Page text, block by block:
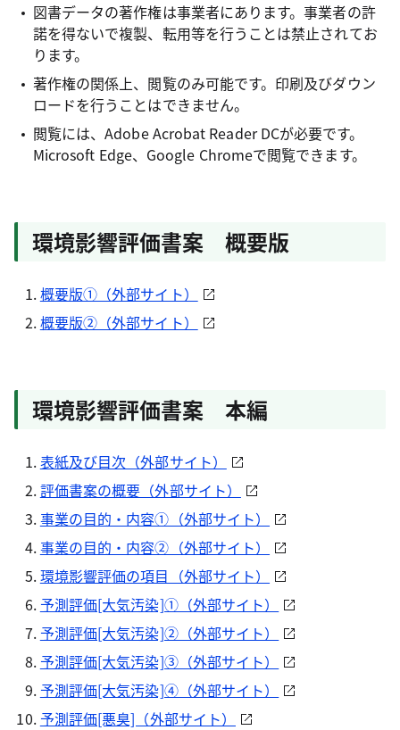
図書データの著作権は事業者にあります。事業者の許
諾を得ないで複製、転用等を行うことは禁止されてお
ります。
著作権の関係上、閲覧のみ可能です。印刷及びダウン
ロードを行うことはできません。
閲覧には、Adobe Acrobat Reader DCが必要です。
Microsoft Edge、Google Chromeで閲覧できます。
環境影響評価書案 概要版
概要版①（外部サイト）
概要版②（外部サイト）
環境影響評価書案 本編
表紙及び目次（外部サイト）
評価書案の概要（外部サイト）
事業の目的・内容①（外部サイト）
事業の目的・内容②（外部サイト）
環境影響評価の項目（外部サイト）
予測評価[大気汚染]①（外部サイト）
予測評価[大気汚染]②（外部サイト）
予測評価[大気汚染]③（外部サイト）
予測評価[大気汚染]④（外部サイト）
予測評価[悪臭]（外部サイト）